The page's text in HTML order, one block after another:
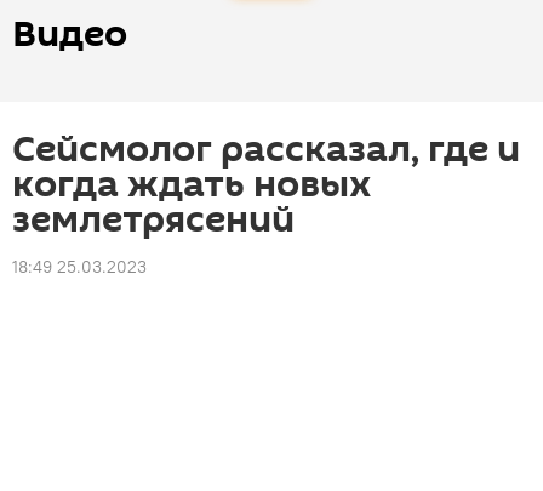
Видео
Сейсмолог рассказал, где и
когда ждать новых
землетрясений
18:49 25.03.2023